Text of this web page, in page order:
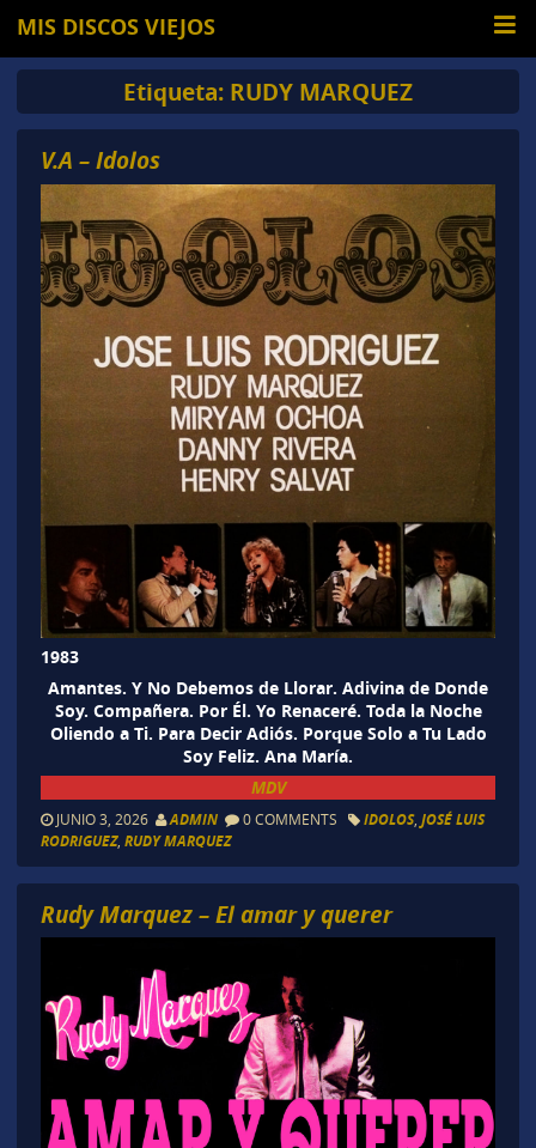
MIS DISCOS VIEJOS
Etiqueta: RUDY MARQUEZ
V.A – Idolos
1983
Amantes. Y No Debemos de Llorar. Adivina de Donde
Soy. Compañera. Por Él. Yo Renaceré. Toda la Noche
Oliendo a Ti. Para Decir Adiós. Porque Solo a Tu Lado
Soy Feliz. Ana María.
MDV
JUNIO 3, 2026 ADMIN 0 COMMENTS IDOLOS, JOSÉ LUIS
RODRIGUEZ, RUDY MARQUEZ
Rudy Marquez – El amar y querer